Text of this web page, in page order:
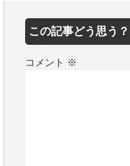
この記事どう思う？
コメント ※